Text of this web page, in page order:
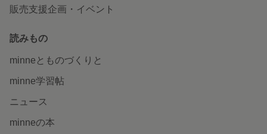
販売支援企画・イベント
読みもの
minneとものづくりと
minne学習帖
ニュース
minneの本